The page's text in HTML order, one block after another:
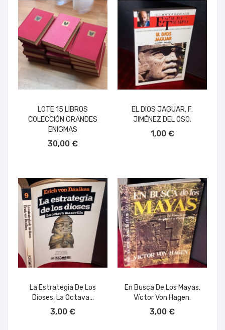
LOTE 15 LIBROS
COLECCIÓN GRANDES
ENIGMAS
30,00 €
EL DIOS JAGUAR, F.
JIMÉNEZ DEL OSO.
1,00 €
La Estrategia De Los
Dioses, La Octava...
3,00 €
En Busca De Los Mayas,
Víctor Von Hagen.
3,00 €